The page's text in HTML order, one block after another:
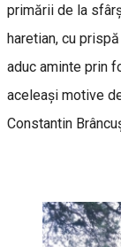
primării de la
haretian, cu
aduc aminte prin
aceleași motive
Constantin